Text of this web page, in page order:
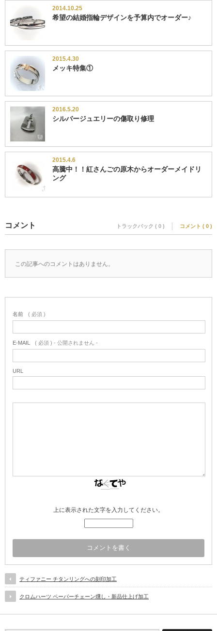
2014.10.25
希望の結婚指輪デザインを予算内でオーダー♪
2015.4.30
メッキ特集①
2016.5.20
シルバージュエリーの傷取り修理
2015.4.6
高騰中！！紅さんごの原木からオーダーメイドリ
ング
コメント トラックバック ( 0 ) コメント ( 0 )
この記事へのコメントはありません。
名前 ( 必須 )
E-MAIL ( 必須 ) - 公開されません -
URL
上に表示された文字を入力してください。
ティファニー チタンリングへの刻印加工
クロムハーツ ペーパーチェーン燻し・新品仕上げ加工